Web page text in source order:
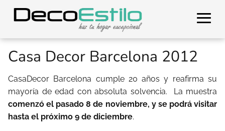
Casa Decor Barcelona 2012
CasaDecor Barcelona cumple 20 años y reafirma su
mayoría de edad con absoluta solvencia. La muestra
comenzó el pasado 8 de noviembre, y se podrá visitar
hasta el próximo 9 de diciembre.